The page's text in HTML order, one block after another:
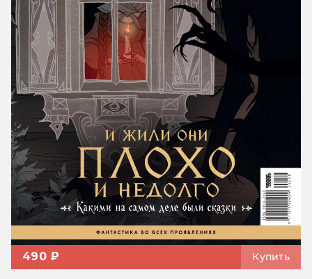
490 ₽ Купить